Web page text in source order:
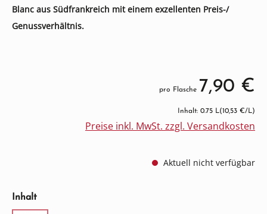
Blanc aus Südfrankreich mit einem exzellenten Preis-/
Genussverhältnis.
pro Flasche 7,90 €
Inhalt: 0.75 L(10,53 €/L)
Preise inkl. MwSt. zzgl. Versandkosten
Aktuell nicht verfügbar
Inhaltauswählen